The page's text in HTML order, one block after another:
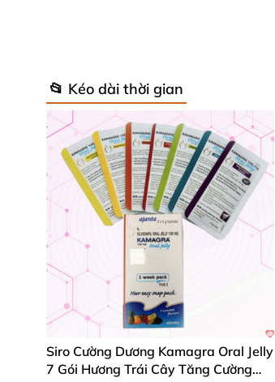
📂 Kéo dài thời gian
Siro Cường Dương Kamagra Oral Jelly
7 Gói Hương Trái Cây Tăng Cường